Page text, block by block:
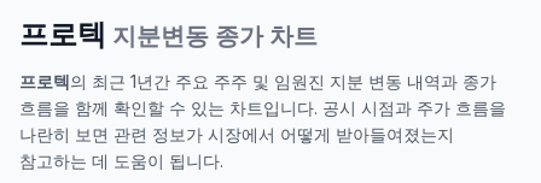
프로텍 지분변동 종가 차트
프로텍의 최근 1년간 주요 주주 및 임원진 지분 변동 내역과 종가
흐름을 함께 확인할 수 있는 차트입니다. 공시 시점과 주가 흐름을
나란히 보면 관련 정보가 시장에서 어떻게 받아들여졌는지
참고하는 데 도움이 됩니다.